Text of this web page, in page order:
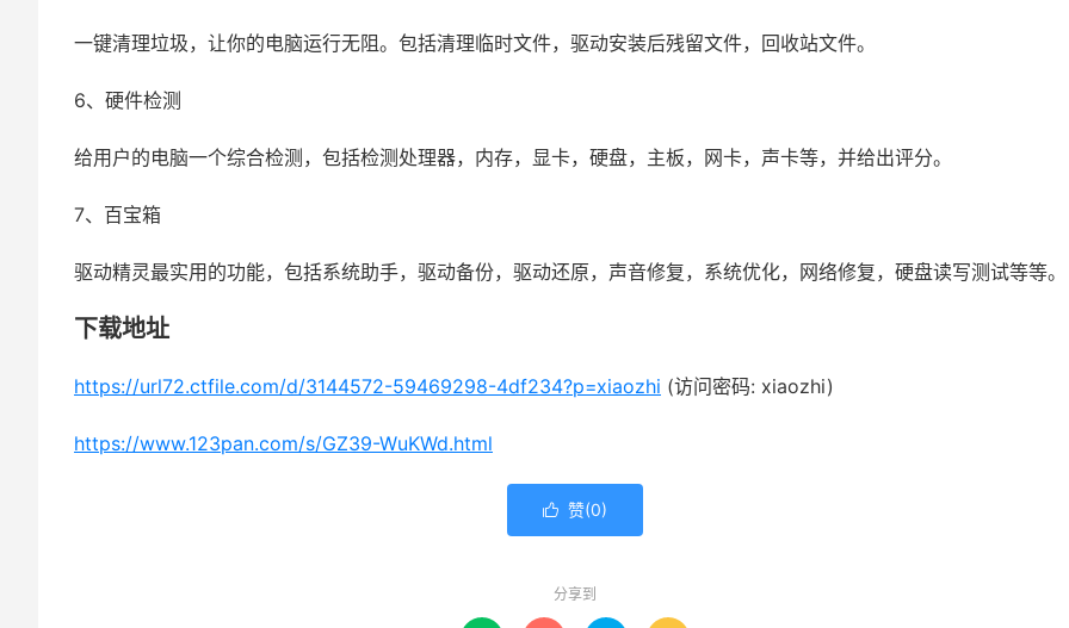
一键清理垃圾，让你的电脑运行无阻。包括清理临时文件，驱动安装后残留文件，回收站文件。
6、硬件检测
给用户的电脑一个综合检测，包括检测处理器，内存，显卡，硬盘，主板，网卡，声卡等，并给出评分。
7、百宝箱
驱动精灵最实用的功能，包括系统助手，驱动备份，驱动还原，声音修复，系统优化，网络修复，硬盘读写测试等等。
下载地址
https://url72.ctfile.com/d/3144572-59469298-4df234?p=xiaozhi (访问密码: xiaozhi)
https://www.123pan.com/s/GZ39-WuKWd.html
 赞(0)
分享到